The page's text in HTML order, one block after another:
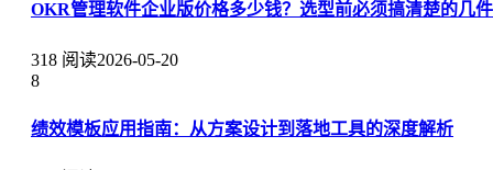
OKR管理软件企业版价格多少钱？选型前必须搞清楚的几
318 阅读2026-05-20
8
绩效模板应用指南：从方案设计到落地工具的深度解析